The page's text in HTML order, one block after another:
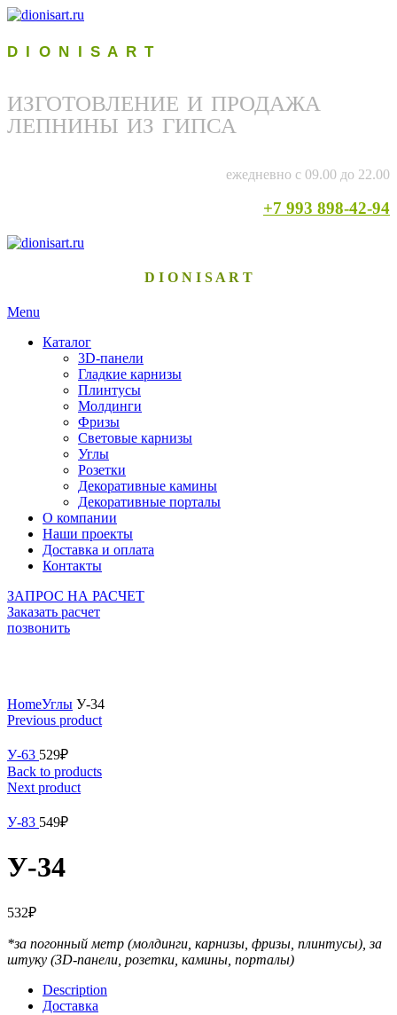
D I O N I S A R T
ИЗГОТОВЛЕНИЕ И ПРОДАЖА
ЛЕПНИНЫ ИЗ ГИПСА
ежедневно с 09.00 до 22.00
+7 993 898-42-94
D I O N I S A R T
Menu
Каталог
3D-панели
Гладкие карнизы
Плинтусы
Молдинги
Фризы
Световые карнизы
Углы
Розетки
Декоративные камины
Декоративные порталы
О компании
Наши проекты
Доставка и оплата
Контакты
ЗАПРОС НА РАСЧЕТ
Заказать расчет
позвонить
HomeУглы У-34
Previous product
У-63 529₽
Back to products
Next product
У-83 549₽
У-34
532₽
*за погонный метр (молдинги, карнизы, фризы, плинтусы), за
штуку (3D-панели, розетки, камины, порталы)
Description
Доставка